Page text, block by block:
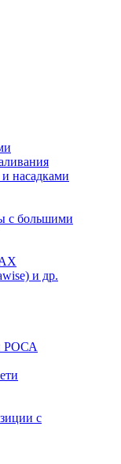
насадками
с большими
и др.
РОСА
с